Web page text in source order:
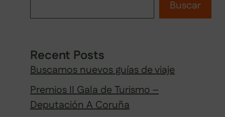
Buscar
Recent Posts
Buscamos nuevos guías de viaje
Premios II Gala de Turismo –
Deputación A Coruña